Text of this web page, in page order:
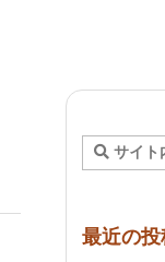
最近の投